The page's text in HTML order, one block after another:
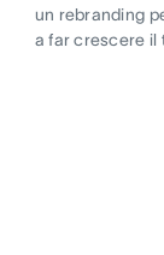
un rebranding
a far crescere il